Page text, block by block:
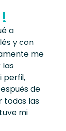
a
y con
me
las
perfil,
de
todas las
mi